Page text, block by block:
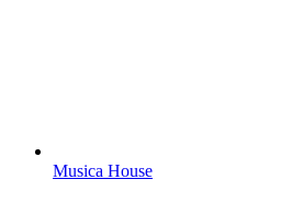
Musica House